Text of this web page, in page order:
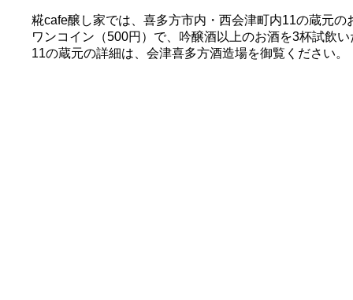
糀cafe醸し家では、喜多方市内・西会津町内11の蔵元の
ワンコイン（500円）で、吟醸酒以上のお酒を3杯試飲
11の蔵元の詳細は、会津喜多方酒造場を御覧ください。